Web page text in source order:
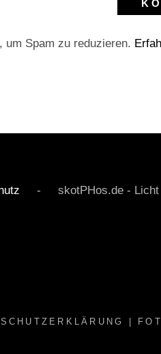
um Spam zu reduzieren.
- skotPHos.de - Licht
|